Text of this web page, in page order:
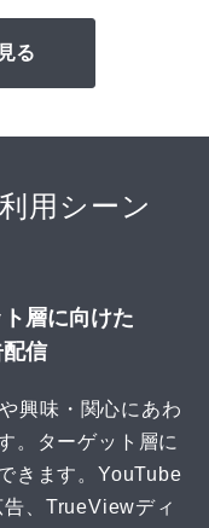
る
用シーン
層に向けた
信
興味・関心にあわ
。ターゲット層に
きます。YouTube
、TrueViewディ